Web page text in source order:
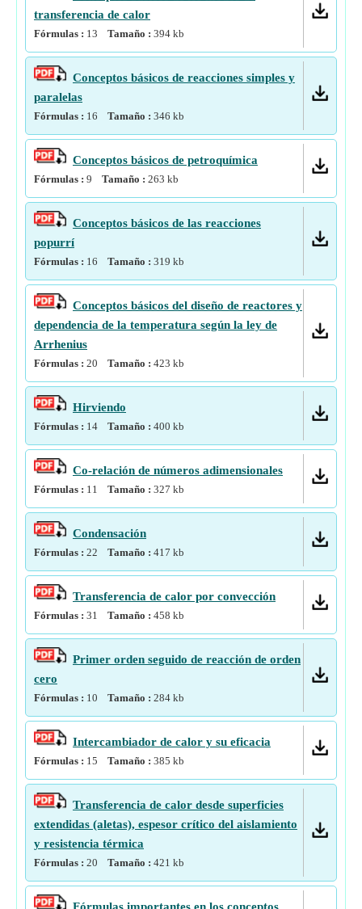
transferencia de calor
Fórmulas : 13 Tamaño : 394 kb
Conceptos básicos de reacciones simples y
paralelas
Fórmulas : 16 Tamaño : 346 kb
Conceptos básicos de petroquímica
Fórmulas : 9 Tamaño : 263 kb
Conceptos básicos de las reacciones
popurrí
Fórmulas : 16 Tamaño : 319 kb
Conceptos básicos del diseño de reactores y
dependencia de la temperatura según la ley de
Arrhenius
Fórmulas : 20 Tamaño : 423 kb
Hirviendo
Fórmulas : 14 Tamaño : 400 kb
Co-relación de números adimensionales
Fórmulas : 11 Tamaño : 327 kb
Condensación
Fórmulas : 22 Tamaño : 417 kb
Transferencia de calor por convección
Fórmulas : 31 Tamaño : 458 kb
Primer orden seguido de reacción de orden
cero
Fórmulas : 10 Tamaño : 284 kb
Intercambiador de calor y su eficacia
Fórmulas : 15 Tamaño : 385 kb
Transferencia de calor desde superficies
extendidas (aletas), espesor crítico del aislamiento
y resistencia térmica
Fórmulas : 20 Tamaño : 421 kb